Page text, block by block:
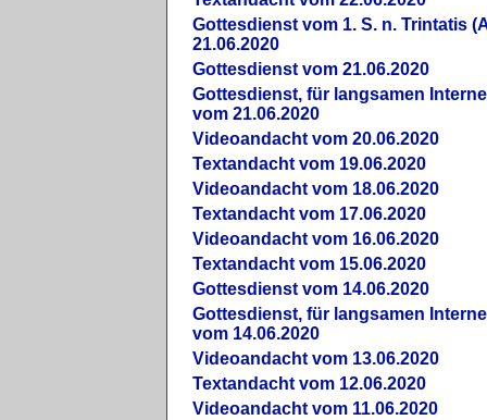
Gottesdienst vom 1. S. n. Trintatis
21.06.2020
Gottesdienst vom 21.06.2020
Gottesdienst, für langsamen
vom 21.06.2020
Videoandacht vom 20.06.2020
Textandacht vom 19.06.2020
Videoandacht vom 18.06.2020
Textandacht vom 17.06.2020
Videoandacht vom 16.06.2020
Textandacht vom 15.06.2020
Gottesdienst vom 14.06.2020
Gottesdienst, für langsamen
vom 14.06.2020
Videoandacht vom 13.06.2020
Textandacht vom 12.06.2020
Videoandacht vom 11.06.2020